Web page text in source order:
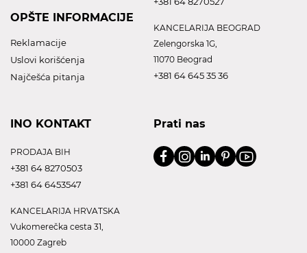
OPŠTE INFORMACIJE
Reklamacije
Uslovi korišćenja
Najčešća pitanja
KANCELARIJA BEOGRAD
Zelengorska 1G,
11070 Beograd
+381 64 645 35 36
INO KONTAKT
PRODAJA BIH
+381 64 8270503
+381 64 6453547
KANCELARIJA HRVATSKA
Vukomerečka cesta 31,
10000 Zagreb
Prati nas